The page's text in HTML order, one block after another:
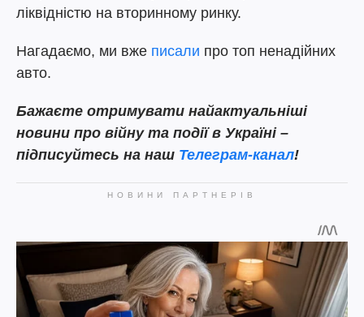
ліквідністю на вторинному ринку.
Нагадаємо, ми вже писали про топ ненадійних
авто.
Бажаєте отримувати найактуальніші
новини про війну та події в Україні –
підписуйтесь на наш Телеграм-канал!